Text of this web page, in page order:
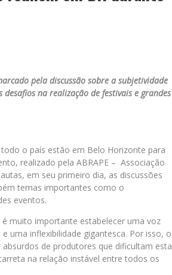
pela discussão sobre a subjetividade
na realização de festivais e grandes
o país estão em Belo Horizonte para
realizado pela ABRAPE – Associação
em seu primeiro dia, as discussões
temas importantes como o
eventos.
é muito importante estabelecer uma voz
uma inflexibilidade gigantesca. Por isso, o
de produtores que dificultam esta
na relação instável entre todos os